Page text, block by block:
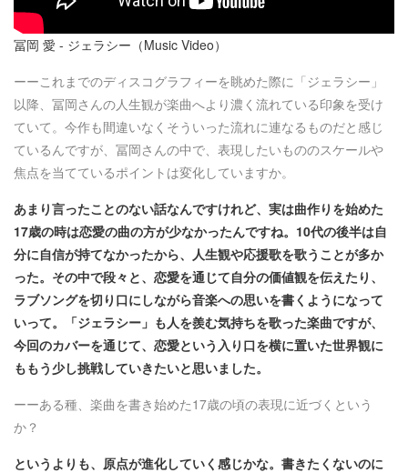
冨岡 愛 - ジェラシー（Music Video）
ーーこれまでのディスコグラフィーを眺めた際に「ジェラシー」
以降、冨岡さんの人生観が楽曲へより濃く流れている印象を受け
ていて。今作も間違いなくそういった流れに連なるものだと感じ
ているんですが、冨岡さんの中で、表現したいもののスケールや
焦点を当てているポイントは変化していますか。
あまり言ったことのない話なんですけれど、実は曲作りを始めた
17歳の時は恋愛の曲の方が少なかったんですね。10代の後半は自
分に自信が持てなかったから、人生観や応援歌を歌うことが多か
った。その中で段々と、恋愛を通じて自分の価値観を伝えたり、
ラブソングを切り口にしながら音楽への思いを書くようになって
いって。「ジェラシー」も人を羨む気持ちを歌った楽曲ですが、
今回のカバーを通じて、恋愛という入り口を横に置いた世界観に
ももう少し挑戦していきたいと思いました。
ーーある種、楽曲を書き始めた17歳の頃の表現に近づくという
か？
というよりも、原点が進化していく感じかな。書きたくないのに